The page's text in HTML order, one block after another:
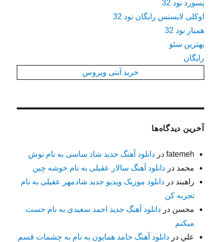
پسورد نود 32
اوکلی لایسنس رایگان نود 32
همیار نود 32
بهترین سئو
رایگان
خرید آنتی ویروس
آخرین دیدگاه‌ها
fatemeh دردانلود آهنگ جدید شاد ساسی به نام نوش
محمد دردانلود آهنگ سالار عقیلی به نام خوشه چین
راهبند دردانلود موزیک ویدیو جدید شادمهر عقیلی به نام
تجربه کن
محسن دردانلود آهنگ جدید احمد سعیدی به نام حست
میکنم
علي دردانلود آهنگ حامد همایون به نام به چشمات قسم